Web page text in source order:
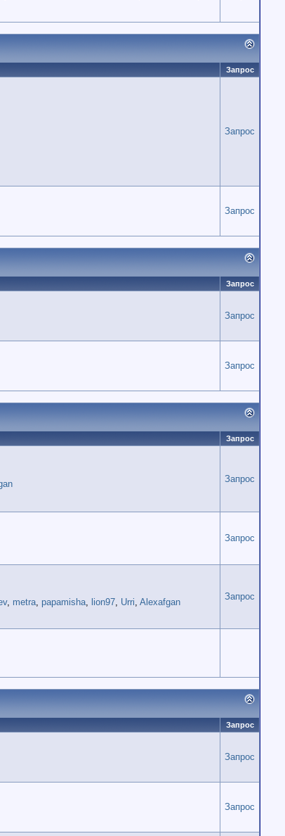
Запрос
Запрос
Запрос
Запрос
Запрос
Запрос
Запрос
Запрос
Запрос
, metra, papamisha, lion97, Urri, Alexafgan
Запрос
Запрос
Запрос
Запрос